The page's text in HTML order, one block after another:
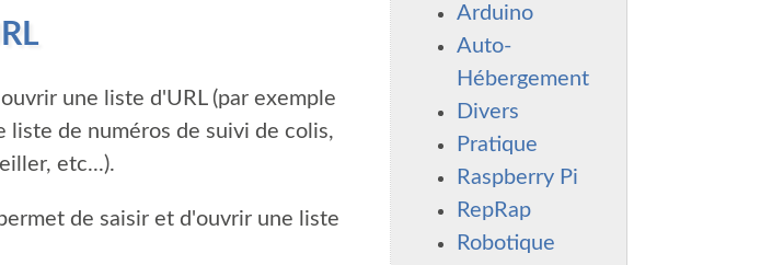
une liste d'URL (par exemple
liste de numéros de suivi de colis,
etc...).
de saisir et d'ouvrir une liste
Arduino
Auto-
Hébergement
Divers
Pratique
Raspberry Pi
RepRap
Robotique